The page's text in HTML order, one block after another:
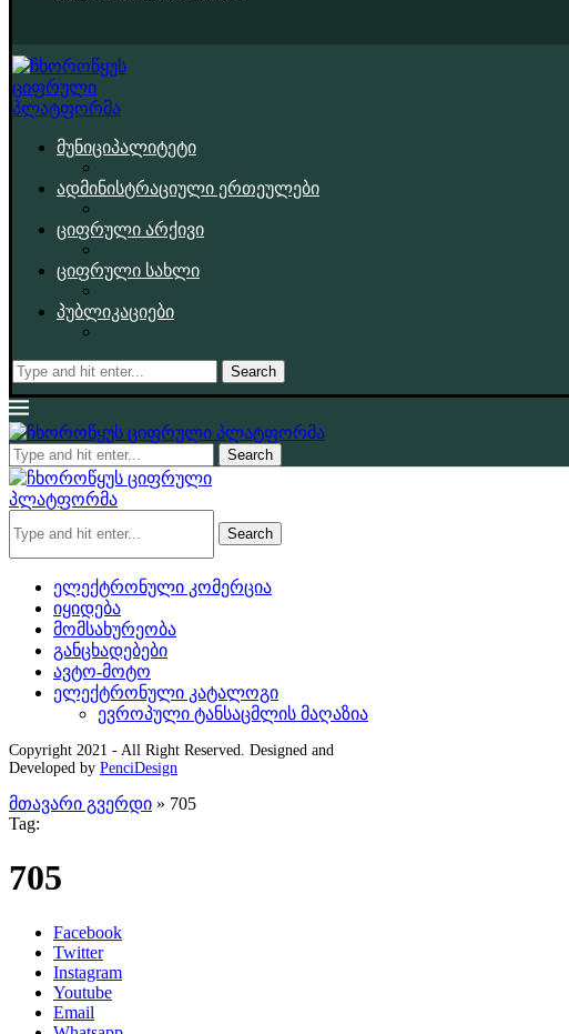
მუნიციპალიტეტი
ადმინისტრაციული ერთეულები
ციფრული არქივი
ციფრული სახლი
პუბლიკაციები
Search
Search
Search
ელექტრონული კომერცია
იყიდება
მომსახურეობა
განცხადებები
ავტო-მოტო
ელექტრონული კატალოგი
ევროპული ტანსაცმლის მაღაზია
Copyright 2021 - All Right Reserved. Designed and
Developed by PenciDesign
მთავარი გვერდი » 705
Tag:
705
Facebook
Twitter
Instagram
Youtube
Email